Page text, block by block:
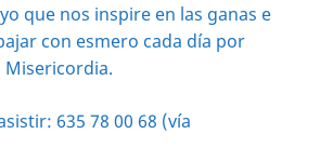
que nos inspire en las ganas e
con esmero cada día por
635 78 00 68 (vía